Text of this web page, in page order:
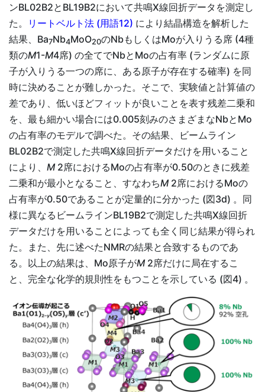
ンBL02B2とBL19B2において共鳴X線回折データを測定し
た。
リートベルト法 (用語12) により結晶構造を解析した
結果、Ba7Nb4MoO20のNbもしくはMoが入りうる席 (4種
類のM1-M4席) の全てでNbとMoの占有率 (ランダムに原
子が入りうる一つの席に、ある原子が存在する確率) を同
時に決めることが難しかった。そこで、実験値と計算値の
差であり、低いほどフィットが良いことを表す残差二乗和
を、最も細かい場合には0.005刻みのさまざまなNbとMo
の占有率のモデルで調べた。その結果、ビームライン
BL02B2で測定した共鳴X線回折データだけを用いること
により、 M2席におけるMoの占有率が0.50のときに残差
二乗和が最小となること、すなわちM2席におけるMoの
占有率が0.50であることが定量的に分かった (図3d) 。同
様に異なるビームラインBL19B2で測定した共鳴X線回折
データだけを用いることによっても全く同じ結果が得られ
た。また、先に述べたNMRの結果と合致するものであ
る。以上の結果は、Mo原子がM2席だけに局在するこ
と、完全な化学的規則性をもつことを示している (図4) 。